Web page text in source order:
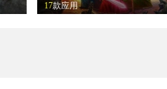
17款应用